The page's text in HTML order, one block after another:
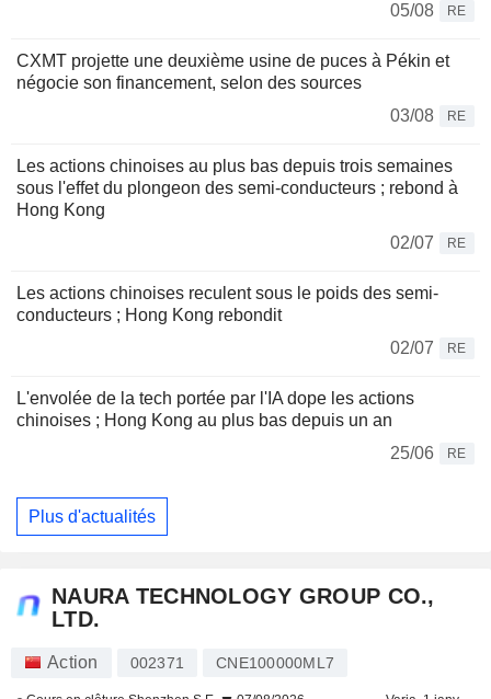
05/08
RE
CXMT projette une deuxième usine de puces à Pékin et
négocie son financement, selon des sources
03/08
RE
Les actions chinoises au plus bas depuis trois semaines
sous l'effet du plongeon des semi-conducteurs ; rebond à
Hong Kong
02/07
RE
Les actions chinoises reculent sous le poids des semi-
conducteurs ; Hong Kong rebondit
02/07
RE
L'envolée de la tech portée par l'IA dope les actions
chinoises ; Hong Kong au plus bas depuis un an
25/06
RE
Plus d'actualités
NAURA TECHNOLOGY GROUP CO.,
LTD.
Action 002371 CNE100000ML7